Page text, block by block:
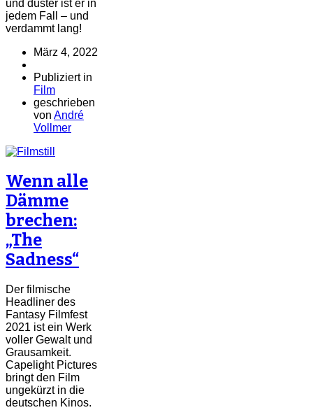
und düster ist er in
jedem Fall – und
verdammt lang!
März 4, 2022
Publiziert in
Film
geschrieben
von André
Vollmer
Wenn alle
Dämme
brechen:
„The
Sadness“
Der filmische
Headliner des
Fantasy Filmfest
2021 ist ein Werk
voller Gewalt und
Grausamkeit.
Capelight Pictures
bringt den Film
ungekürzt in die
deutschen Kinos.